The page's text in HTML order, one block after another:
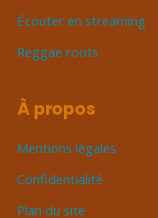
Écouter en streaming
Reggae roots
À propos
Mentions légales
Confidentialité
Plan du site